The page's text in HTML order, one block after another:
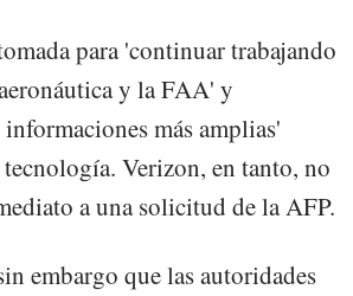
para 'continuar trabajando
y la FAA' y
más amplias'
tecnología. Verizon, en tanto, no
a una solicitud de la AFP.
embargo que las autoridades